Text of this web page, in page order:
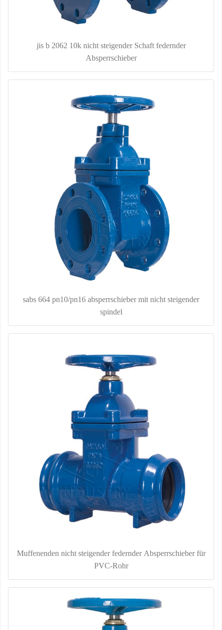
jis b 2062 10k nicht steigender Schaft federnder
Absperrschieber
sabs 664 pn10/pn16 absperrschieber mit nicht steigender
spindel
Muffenenden nicht steigender federnder Absperrschieber für
PVC-Rohr